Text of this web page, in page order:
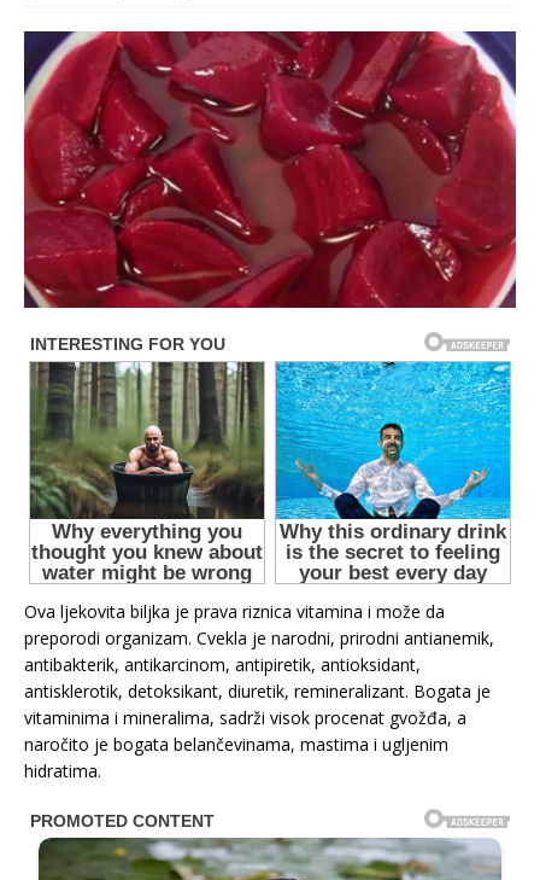
Ova ljekovita biljka je prava riznica vitamina i može da
preporodi organizam. Cvekla je narodni, prirodni antianemik,
antibakterik, antikarcinom, antipiretik, antioksidant,
antisklerotik, detoksikant, diuretik, remineralizant. Bogata je
vitaminima i mineralima, sadrži visok procenat gvožđa, a
naročito je bogata belančevinama, mastima i ugljenim
hidratima.